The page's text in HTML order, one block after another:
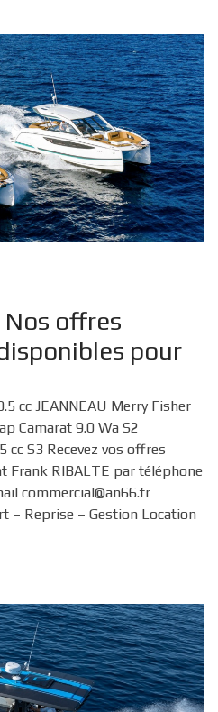
Nos offres
pour
cc JEANNEAU Merry Fisher
Camarat 9.0 Wa S2
cc S3 Recevez vos offres
Frank RIBALTE par téléphone
commercial@an66.fr
– Reprise – Gestion Location